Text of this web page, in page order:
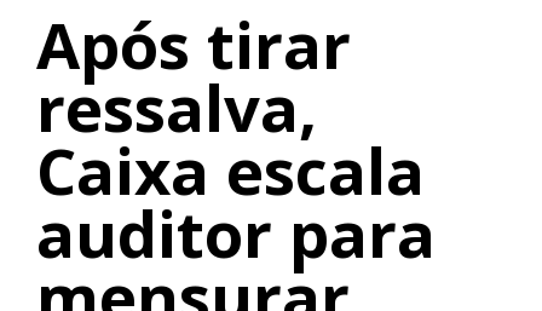
Após tirar
ressalva,
Caixa escala
auditor para